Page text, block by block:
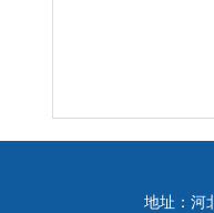
地址：河